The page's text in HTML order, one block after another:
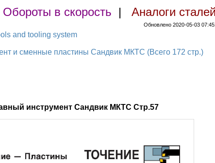
Обороты в скорость | Аналоги сталей
Обновлено 2020-05-03
and tooling system
и сменные пластины Сандвик МКТС (Всего 172 стр.)
инструмент Сандвик МКТС Стр.57